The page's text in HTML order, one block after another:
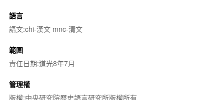
語言
語文:chi-漢文 mnc-清文
範圍
責任日期:道光8年7月
管理權
版權:中央研究院歷史語言研究所版權所有